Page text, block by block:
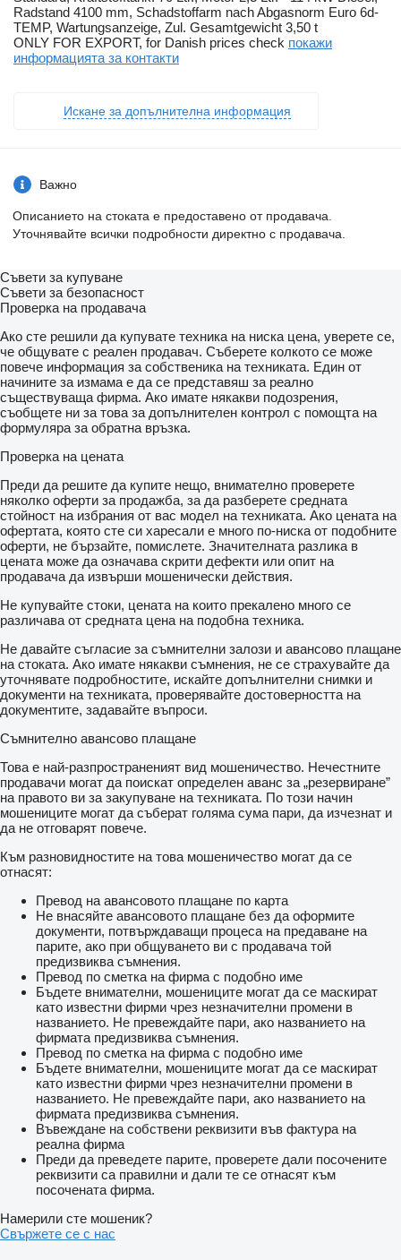
Radstand 4100 mm, Schadstoffarm nach Abgasnorm Euro 6d-
TEMP, Wartungsanzeige, Zul. Gesamtgewicht 3,50 t
ONLY FOR EXPORT, for Danish prices check покажи
информацията за контакти
Искане за допълнителна информация
Важно
Описанието на стоката е предоставено от продавача.
Уточнявайте всички подробности директно с продавача.
Съвети за купуване
Съвети за безопасност
Проверка на продавача
Ако сте решили да купувате техника на ниска цена, уверете се,
че общувате с реален продавач. Съберете колкото се може
повече информация за собственика на техниката. Един от
начините за измама е да се представяш за реално
съществуваща фирма. Ако имате някакви подозрения,
съобщете ни за това за допълнителен контрол с помощта на
формуляра за обратна връзка.
Проверка на цената
Преди да решите да купите нещо, внимателно проверете
няколко оферти за продажба, за да разберете средната
стойност на избрания от вас модел на техниката. Ако цената на
офертата, която сте си харесали е много по-ниска от подобните
оферти, не бързайте, помислете. Значителната разлика в
цената може да означава скрити дефекти или опит на
продавача да извърши мошенически действия.
Не купувайте стоки, цената на които прекалено много се
различава от средната цена на подобна техника.
Не давайте съгласие за съмнителни залози и авансово плащане
на стоката. Ако имате някакви съмнения, не се страхувайте да
уточнявате подробностите, искайте допълнителни снимки и
документи на техниката, проверявайте достоверността на
документите, задавайте въпроси.
Съмнително авансово плащане
Това е най-разпространеният вид мошеничество. Нечестните
продавачи могат да поискат определен аванс за „резервиране”
на правото ви за закупуване на техниката. По този начин
мошениците могат да съберат голяма сума пари, да изчезнат и
да не отговарят повече.
Към разновидностите на това мошеничество могат да се
отнасят:
Превод на авансовото плащане по карта
Не внасяйте авансовото плащане без да оформите
документи, потвърждаващи процеса на предаване на
парите, ако при общуването ви с продавача той
предизвиква съмнения.
Превод по сметка на фирма с подобно име
Бъдете внимателни, мошениците могат да се маскират
като известни фирми чрез незначителни промени в
названието. Не превеждайте пари, ако названието на
фирмата предизвиква съмнения.
Превод по сметка на фирма с подобно име
Бъдете внимателни, мошениците могат да се маскират
като известни фирми чрез незначителни промени в
названието. Не превеждайте пари, ако названието на
фирмата предизвиква съмнения.
Въвеждане на собствени реквизити във фактура на
реална фирма
Преди да преведете парите, проверете дали посочените
реквизити са правилни и дали те се отнасят към
посочената фирма.
Намерили сте мошеник?
Свържете се с нас